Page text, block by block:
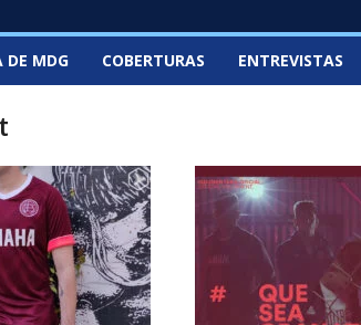
DE MDG COBERTURAS ENTREVISTAS